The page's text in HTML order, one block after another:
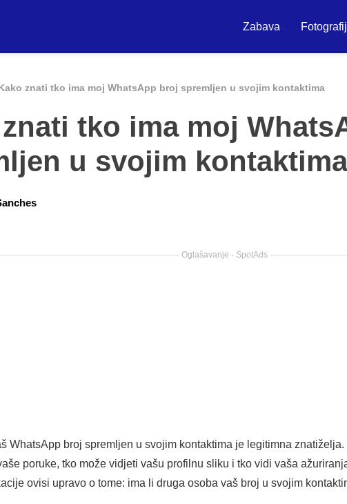
Zabava
Kako znati tko ima moj WhatsApp broj spremljen u svojim kontaktima
tko ima moj
u svojim kontaktima
Oglašavanje - SpotAds
WhatsApp broj spremljen u svojim kontaktima je legitimna
poruke, tko može vidjeti vašu profilnu sliku i tko vidi vaša
ovisi upravo o tome: ima li druga osoba vaš broj u svojim